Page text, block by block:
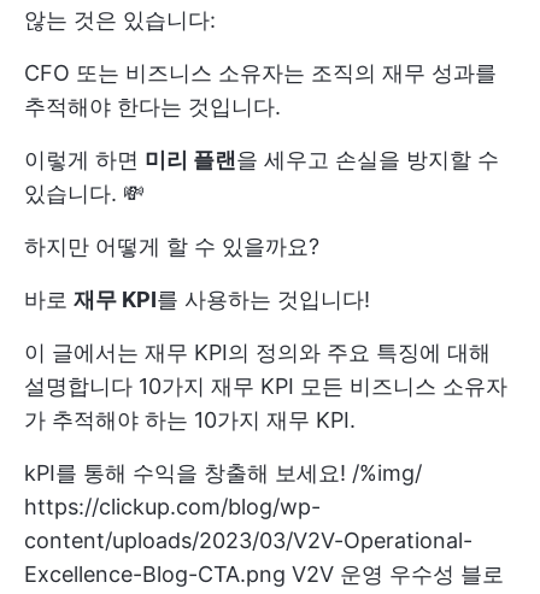
않는 것은 있습니다:
CFO 또는 비즈니스 소유자는 조직의 재무 성과를
추적해야 한다는 것입니다.
이렇게 하면 미리 플랜 을 세우고 손실을 방지할 수
있습니다. 💸
하지만 어떻게 할 수 있을까요?
바로 재무 KPI를 사용하는 것입니다!
이 글에서는 재무 KPI의 정의와 주요 특징에 대해
설명합니다 10가지 재무 KPI 모든 비즈니스 소유자
가 추적해야 하는 10가지 재무 KPI.
kPI를 통해 수익을 창출해 보세요! /%img/
https://clickup.com/blog/wp-
content/uploads/2023/03/V2V-Operational-
Excellence-Blog-CTA.png V2V 운영 우수성 블로